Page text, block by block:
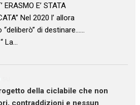
E’ STATA
Nel 2020 l’ allora
di destinare……
La…
della ciclabile che non
contraddizioni e nessun